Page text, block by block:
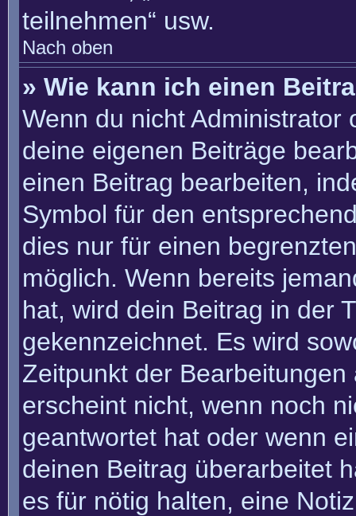
teilnehmen“ usw.
Nach oben
» Wie kann ich einen
Wenn du nicht
deine eigenen Beiträge
einen Beitrag bearbeiten,
Symbol für den
dies nur für einen
möglich. Wenn bereits
hat, wird dein Beitrag in der
gekennzeichnet. Es wird
Zeitpunkt der
erscheint nicht, wenn noch
geantwortet hat oder wenn
deinen Beitrag überarbeitet
es für nötig halten, eine